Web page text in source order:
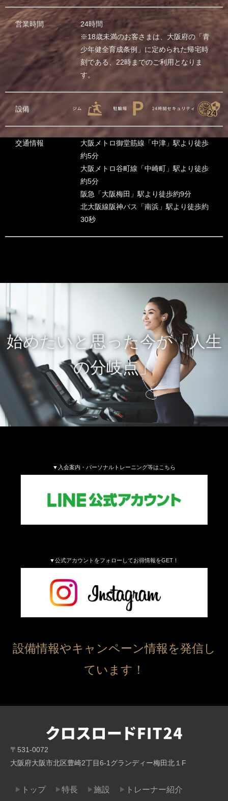
営業時間
24時間
※18歳未満のお客さまは、大阪府の「青
少年健全育成条例」に定められた帰宅時
刻である、22時までのご利用となりま
す。
設備
交通情報
大阪メトロ御堂筋線「中津」駅より徒歩
約5分
大阪メトロ谷町線「中崎町」駅より徒歩
約5分
阪急「大阪梅田」駅より徒歩約9分
北大阪線阪神バス「南浜」駅より徒歩約
30秒
始めたいと思った今が「人生
の分岐点」
▼入会案内・パーソナルトレーニング等はこちら
▼公式アカウントをフォローしてお得情報をGET！
設備情報やキャンペーン情報を発信し
ています！
〒531-0072
大阪府大阪市北区豊崎2丁目6-1グランディー梅田北１F
▶ トップ ▶ 特長 ▶ 施設 ▶ トレーナー紹介